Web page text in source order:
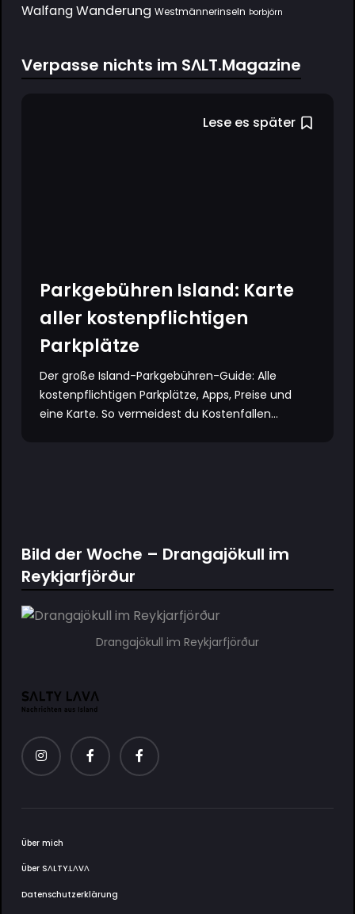
Walfang Wanderung Westmännerinseln Þorbjörn
Verpasse nichts im SΛLT.Magazine
Lese es später
Parkgebühren Island: Karte
aller kostenpflichtigen
Parkplätze
Der große Island-Parkgebühren-Guide: Alle
kostenpflichtigen Parkplätze, Apps, Preise und
eine Karte. So vermeidest du Kostenfallen...
Bild der Woche – Drangajökull im
Reykjarfjörður
Drangajökull im Reykjarfjörður
Über mich
Über SΛLTY.LΛVΛ
Datenschutzerklärung